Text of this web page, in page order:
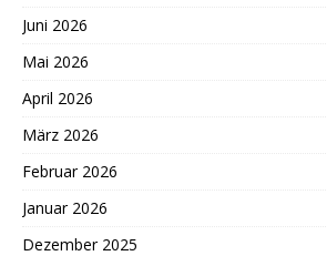
Juni 2026
Mai 2026
April 2026
März 2026
Februar 2026
Januar 2026
Dezember 2025